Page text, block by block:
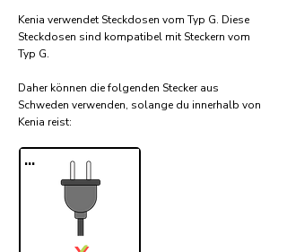
Kenia verwendet Steckdosen vom Typ G. Diese
Steckdosen sind kompatibel mit Steckern vom
Typ G.
Daher können die folgenden Stecker aus
Schweden verwenden, solange du innerhalb von
Kenia reist:​
...